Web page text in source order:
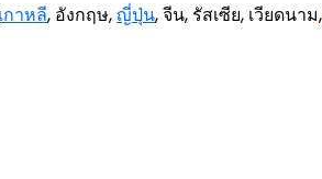
เกาหลี, อังกฤษ,ญี่ปุ่น, จีน, รัสเซีย, เวียดนา